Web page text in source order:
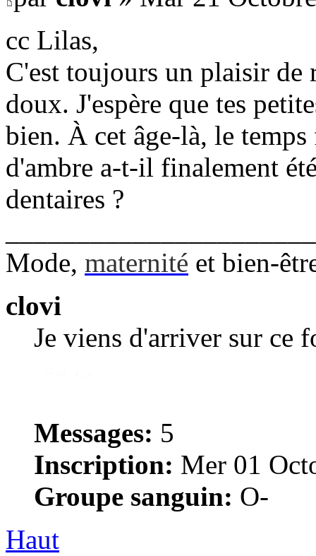
cc Lilas,
C'est toujours un plaisir de
doux. J'espère que tes
bien. À cet âge-là, le
d'ambre a-t-il finalement
dentaires ?
Mode, maternité et bien-
clovi
Je viens d'arriver sur ce
Messages: 5
Inscription: Mer 01
Groupe sanguin: O-
Haut